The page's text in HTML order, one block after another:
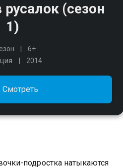
русалок (сезон
1)
6+
2014
Смотреть
подростка натыкаются